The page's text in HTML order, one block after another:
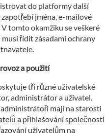
do platformy další
jména, e-mailové
tomto okamžiku se veškeré
řídit zásadami ochrany
a použití
tři různé uživatelské
administrátor a uživatel.
mají na starosti
a přihlašování společnosti
uživatelům na